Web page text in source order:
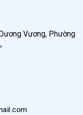
Vương, Phường